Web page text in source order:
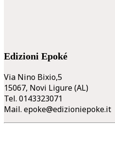
Edizioni Epoké
Via Nino Bixio,5
15067, Novi Ligure (AL)
Tel. 0143323071
Mail. epoke@edizioniepoke.it